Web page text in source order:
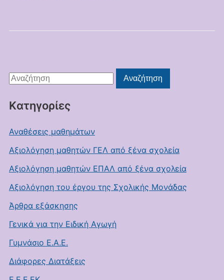
Αναζήτηση
για:
Αναζήτηση
Kατηγορίες
Αναθέσεις μαθημάτων
Αξιολόγηση μαθητών ΓΕΛ από ξένα σχολεία
Αξιολόγηση μαθητών ΕΠΑΛ από ξένα σχολεία
Αξιολόγηση του έργου της Σχολικής Μονάδας
Άρθρα εξάσκησης
Γενικά για την Ειδική Αγωγή
Γυμνάσιο Ε.Α.Ε.
Διάφορες Διατάξεις